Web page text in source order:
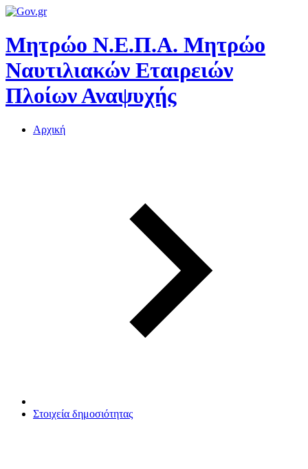
Μητρώο Ν.Ε.Π.Α. Μητρώο
Ναυτιλιακών Εταιρειών
Πλοίων Αναψυχής
Αρχική
Στοιχεία δημοσιότητας